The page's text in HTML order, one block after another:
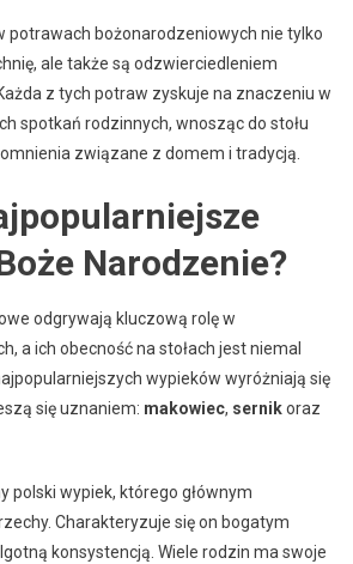
potrawach bożonarodzeniowych nie tylko
ale także są odzwierciedleniem
Każda z tych potraw zyskuje na znaczeniu w
spotkań rodzinnych, wnosząc do stołu
związane z domem i tradycją.
Narodzenie?
odgrywają kluczową rolę w
a ich obecność na stołach jest niemal
wypieków wyróżniają się
się uznaniem: makowiec, sernikoraz
polski wypiek, którego głównym
Charakteryzuje się on bogatym
konsystencją. Wiele rodzin ma swoje